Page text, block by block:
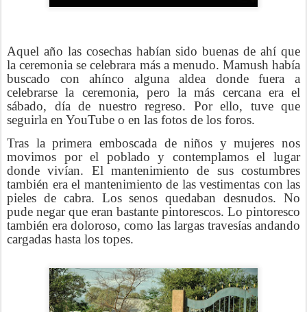
Aquel año las cosechas habían sido buenas de ahí que
la ceremonia se celebrara más a menudo. Mamush había
buscado con ahínco alguna aldea donde fuera a
celebrarse la ceremonia, pero la más cercana era el
sábado, día de nuestro regreso. Por ello, tuve que
seguirla en YouTube o en las fotos de los foros.
Tras la primera emboscada de niños y mujeres nos
movimos por el poblado y contemplamos el lugar
donde vivían. El mantenimiento de sus costumbres
también era el mantenimiento de las vestimentas con las
pieles de cabra. Los senos quedaban desnudos. No
pude negar que eran bastante pintorescos. Lo pintoresco
también era doloroso, como las largas travesías andando
cargadas hasta los topes.